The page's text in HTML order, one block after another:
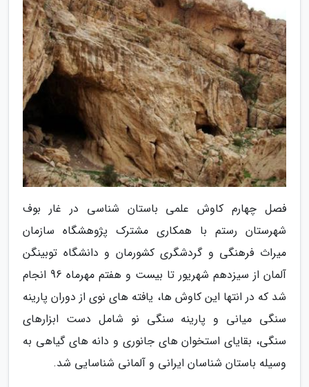
فصل چهارم کاوش علمی باستان شناسی در غار بوف
شهرستان رستم با همکاری مشترک پژوهشگاه سازمان
میراث فرهنگی و گردشگری کشورمان و دانشگاه توبینگن
آلمان از سیزدهم شهریور تا بیست و هفتم مهرماه 96 انجام
شد که در انتها این کاوش ها، یافته های نوی از دوران پارینه
سنگی میانی و پارینه سنگی نو شامل دست ابزارهای
سنگی، بقایای استخوان های جانوری و دانه های گیاهی به
وسیله باستان شناسان ایرانی و آلمانی شناسایی شد.